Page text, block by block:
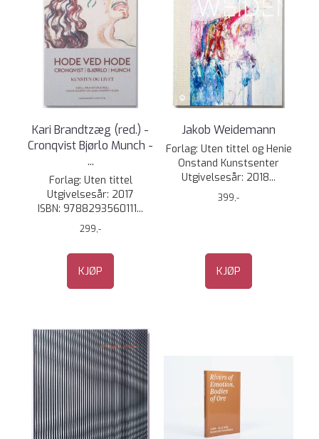
Kari Brandtzæg (red.) -
Cronqvist Bjørlo Munch -
...
Forlag: Uten tittel
Utgivelsesår: 2017
ISBN: 9788293560111...
299,-
KJØP
Jakob Weidemann
Forlag: Uten tittel og Henie
Onstand Kunstsenter
Utgivelsesår: 2018...
399,-
KJØP